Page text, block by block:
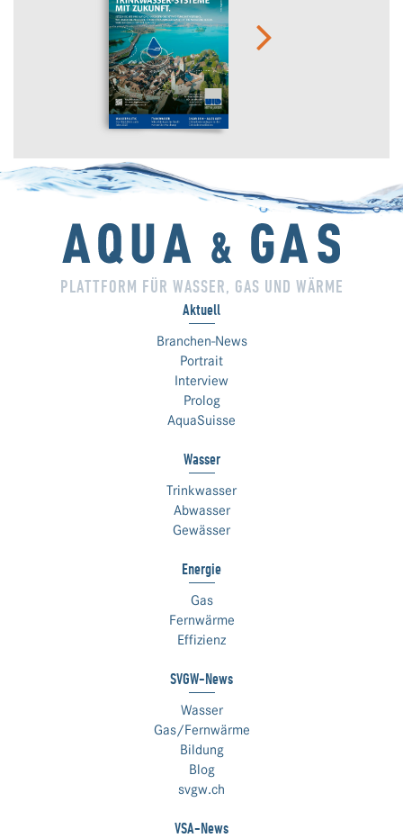
PLATTFORM FÜR WASSER, GAS UND WÄRME
Aktuell
Branchen-News
Portrait
Interview
Prolog
AquaSuisse
Wasser
Trinkwasser
Abwasser
Gewässer
Energie
Gas
Fernwärme
Effizienz
SVGW-News
Wasser
Gas/Fernwärme
Bildung
Blog
svgw.ch
VSA-News